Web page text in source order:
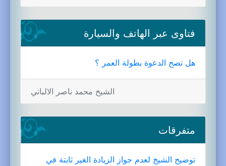
فتاوى عبر الهاتف والسيارة
هل تصح الدعوة بطولة العمر ؟
الشيخ محمد ناصر الالباني
متفرقات
توضيح الشيخ لعدم جواز الزيادة الغير ثابتة في